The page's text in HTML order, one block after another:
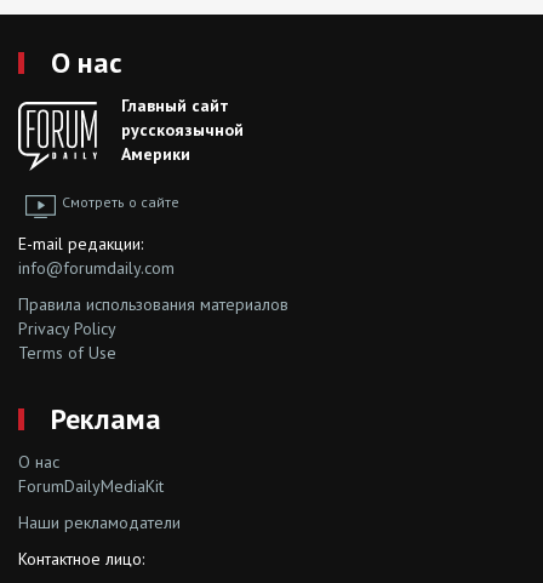
О нас
Главный сайт
русскоязычной
Америки
Смотреть о сайте
E-mail редакции:
info@forumdaily.com
Правила использования материалов
Privacy Policy
Terms of Use
Реклама
О нас
ForumDailyMediaKit
Наши рекламодатели
Контактное лицо: